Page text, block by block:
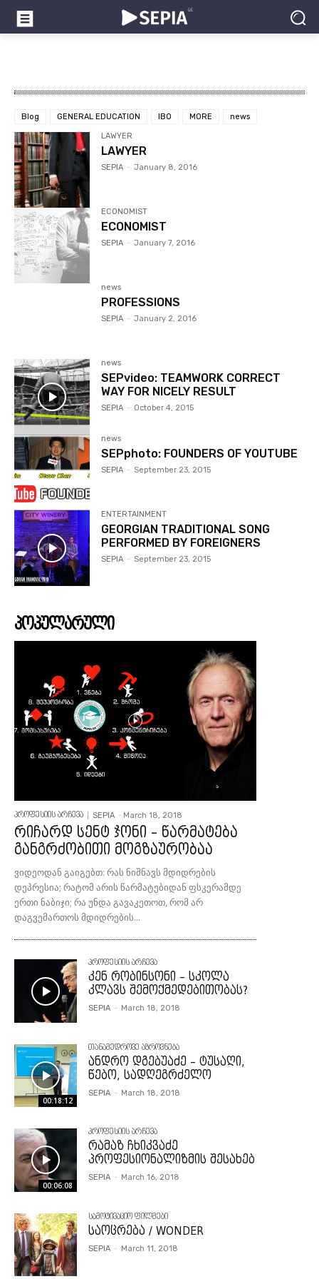
Blog GENERAL EDUCATION IBO MORE news
LAWYER
LAWYER
SEPIA - January 8, 2016
ECONOMIST
ECONOMIST
SEPIA - January 7, 2016
news
PROFESSIONS
SEPIA - January 2, 2016
news
SEPvideo: TEAMWORK CORRECT
WAY FOR NICELY RESULT
SEPIA - October 4, 2015
news
SEPphoto: FOUNDERS OF YOUTUBE
SEPIA - September 23, 2015
ENTERTAINMENT
GEORGIAN TRADITIONAL SONG
PERFORMED BY FOREIGNERS
SEPIA - September 23, 2015
პოპულარული
პროფესიის არჩევა SEPIA - March 18, 2018
რიჩარდ სენტ ჯონი – წარმატება
განგრძობითი მოგზაურობაა
ვიდეოდან გაიგებთ: რას ნიშნავს მდიდრების
დეპრესია; რატომ არის წარმატებიდან ფსკერამდე
ერთი ნაბიჯი; რა უნდა გავაკეთოთ, რომ არ
დაგვემართოს მდიდრების...
პროფესიის არჩევა
კენ რობინსონი – სკოლა
კლავს შემოქმედებითობას?
SEPIA - March 18, 2018
00:18:12
თანამედროვე აზროვნება
ანდრო დგებუაძე – ტუსაღი,
წებო, სადღეგრძელო
SEPIA - March 18, 2018
00:06:08
პროფესიის არჩევა
რამაზ ჩხიკვაძე
პროფესიონალიზმის შესახებ
SEPIA - March 16, 2018
სამოტივაციო ფილმები
საოცრება / WONDER
SEPIA - March 11, 2018